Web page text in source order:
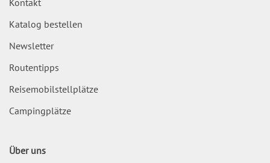
Kontakt
Katalog bestellen
Newsletter
Routentipps
Reisemobilstellplätze
Campingplätze
Über uns